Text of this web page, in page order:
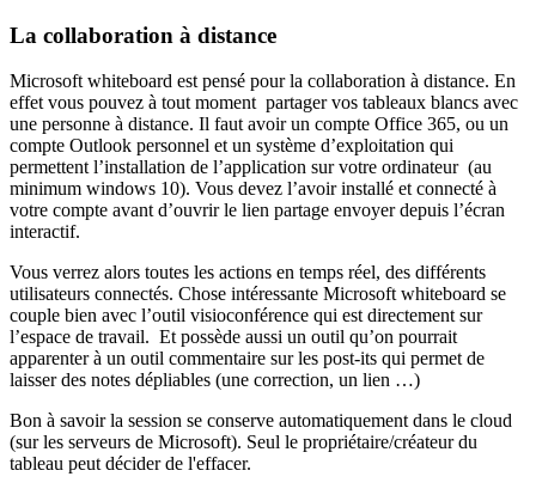
La collaboration à distance
Microsoft whiteboard est pensé pour la collaboration à distance. En
effet vous pouvez à tout moment partager vos tableaux blancs avec
une personne à distance. Il faut avoir un compte Office 365, ou un
compte Outlook personnel et un système d’exploitation qui
permettent l’installation de l’application sur votre ordinateur (au
minimum windows 10). Vous devez l’avoir installé et connecté à
votre compte avant d’ouvrir le lien partage envoyer depuis l’écran
interactif.
Vous verrez alors toutes les actions en temps réel, des différents
utilisateurs connectés. Chose intéressante Microsoft whiteboard se
couple bien avec l’outil visioconférence qui est directement sur
l’espace de travail. Et possède aussi un outil qu’on pourrait
apparenter à un outil commentaire sur les post-its qui permet de
laisser des notes dépliables (une correction, un lien …)
Bon à savoir la session se conserve automatiquement dans le cloud
(sur les serveurs de Microsoft). Seul le propriétaire/créateur du
tableau peut décider de l'effacer.